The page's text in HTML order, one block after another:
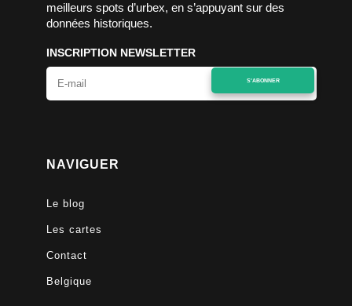
meilleurs spots d’urbex, en s’appuyant sur des
données historiques.
INSCRIPTION NEWSLETTER
S'ABONNER
NAVIGUER
Le blog
Les cartes
Contact
Belgique